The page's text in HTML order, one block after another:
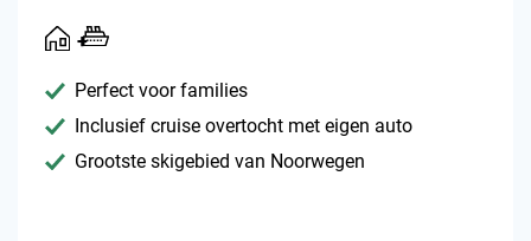
Perfect voor families
Inclusief cruise overtocht met eigen auto
Grootste skigebied van Noorwegen